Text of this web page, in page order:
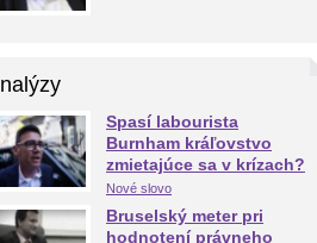
Spasí labourista
Burnham kráľovstvo
zmietajúce sa v krízach?
Nové slovo
Bruselský meter pri
hodnotení právneho